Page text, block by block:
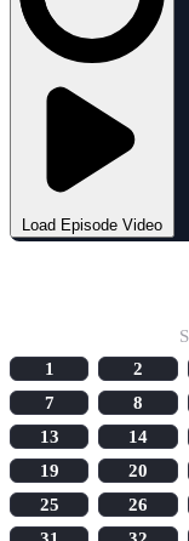
Load Episode Video
1
2
7
8
13
14
19
20
25
26